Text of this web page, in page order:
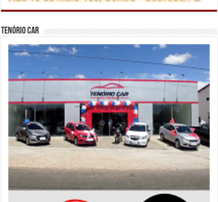
Tenório Car